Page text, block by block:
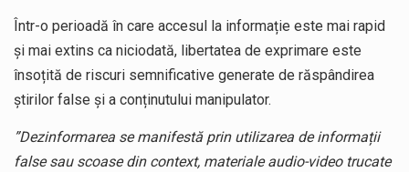
Într-o perioadă în care accesul la informație este mai rapid
și mai extins ca niciodată, libertatea de exprimare este
însoțită de riscuri semnificative generate de răspândirea
știrilor false și a conținutului manipulator.
”Dezinformarea se manifestă prin utilizarea de informații
false sau scoase din context, materiale audio-video trucate